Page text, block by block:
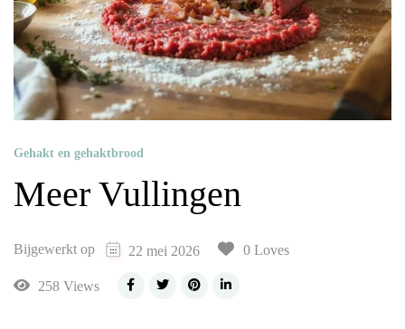
Gehakt en gehaktbrood
Meer Vullingen
Bijgewerkt op 22 mei 2026 0 Loves
258 Views